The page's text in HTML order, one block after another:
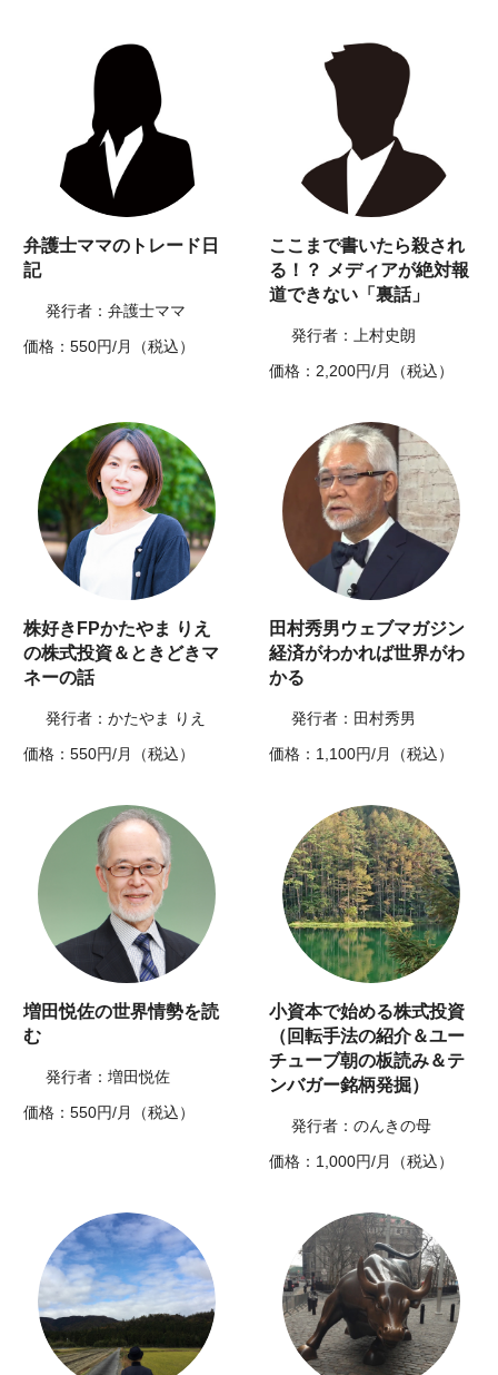
弁護士ママのトレード日
記
発行者：弁護士ママ
価格：550円/月（税込）
ここまで書いたら殺され
る！？ メディアが絶対報
道できない「裏話」
発行者：上村史朗
価格：2,200円/月（税込）
株好きFPかたやま りえ
の株式投資＆ときどきマ
ネーの話
発行者：かたやま りえ
価格：550円/月（税込）
田村秀男ウェブマガジン
経済がわかれば世界がわ
かる
発行者：田村秀男
価格：1,100円/月（税込）
増田悦佐の世界情勢を読
む
発行者：増田悦佐
価格：550円/月（税込）
小資本で始める株式投資
（回転手法の紹介＆ユー
チューブ朝の板読み＆テ
ンバガー銘柄発掘）
発行者：のんきの母
価格：1,000円/月（税込）